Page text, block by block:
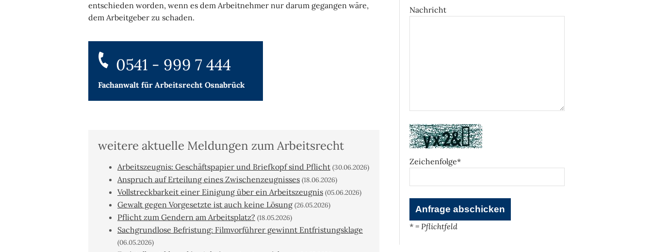
entschieden worden, wenn es dem Arbeitnehmer nur darum gegangen wäre,
dem Arbeitgeber zu schaden.
0541 - 999 7 444
Fachanwalt für Arbeitsrecht Osnabrück
weitere aktuelle Meldungen zum Arbeitsrecht
Arbeitszeugnis: Geschäftspapier und Briefkopf sind Pflicht (30.06.2026)
Anspruch auf Erteilung eines Zwischenzeugnisses (18.06.2026)
Vollstreckbarkeit einer Einigung über ein Arbeitszeugnis (05.06.2026)
Gewalt gegen Vorgesetzte ist auch keine Lösung (26.05.2026)
Pflicht zum Gendern am Arbeitsplatz? (18.05.2026)
Sachgrundlose Befristung: Filmvorführer gewinnt Entfristungsklage
(06.05.2026)
Nachricht
Zeichenfolge*
* = Pflichtfeld